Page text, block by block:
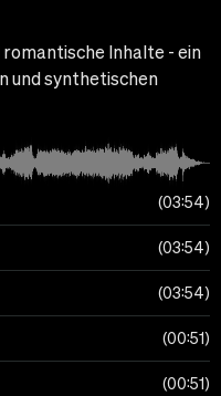
Inhalte - ein
und synthetischen
03:54
03:54
03:54
00:51
00:51